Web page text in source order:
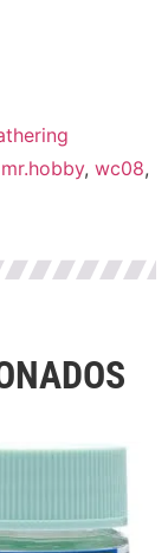
mr.hobby, wc08,